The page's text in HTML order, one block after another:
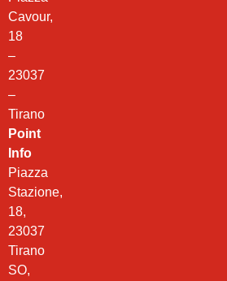
Cavour,
18
–
23037
–
Tirano
Point
Info
Piazza
Stazione,
18,
23037
Tirano
SO,